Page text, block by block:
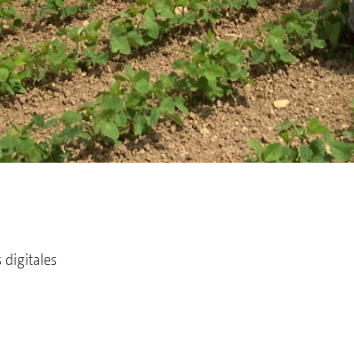
digitales